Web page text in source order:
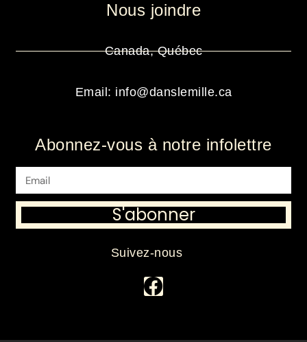
Nous joindre
Canada, Québec
Email: info@danslemille.ca
Abonnez-vous à notre infolettre
S'abonner
Suivez-nous